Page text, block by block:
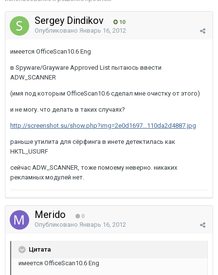
Sergey Dindikov 10
Опубликовано Январь 16, 2012
имеется OfficeScan10.6 Eng
в Spyware/Grayware Approved List пытаюсь ввести
ADW_SCANNER
(имя под которым OfficeScan10.6 сделал мне очистку от этого)
и не могу. что делать в таких случаях?
http://screenshot.su/show.php?img=2e0d1697...110da2d4887.jpg
раньше утилита для сёрфинга в инете детектилась как
HKTL_USURF
сейчас ADW_SCANNER, тоже помоему неверно. никаких
рекламных модулей нет.
Merido 0
Опубликовано Январь 16, 2012
Цитата
имеется OfficeScan10.6 Eng